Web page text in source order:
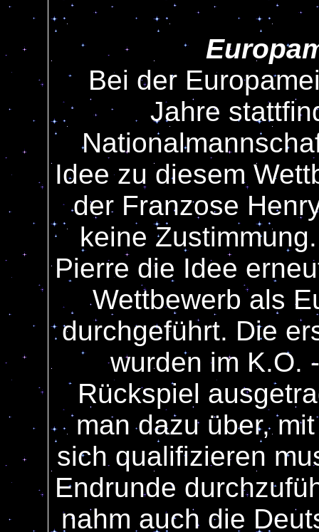
Bei der
Jahre
Idee zu diesem
der Franzose
keine
Pierre die Idee
Wettbewerb als
durchgeführt. Die
wurden im K.O.
Rückspiel
man dazu über,
sich qualifizieren
Endrunde
nahm auch die